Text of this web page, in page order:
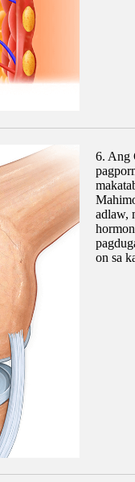
6. Ang
adlaw,
on sa